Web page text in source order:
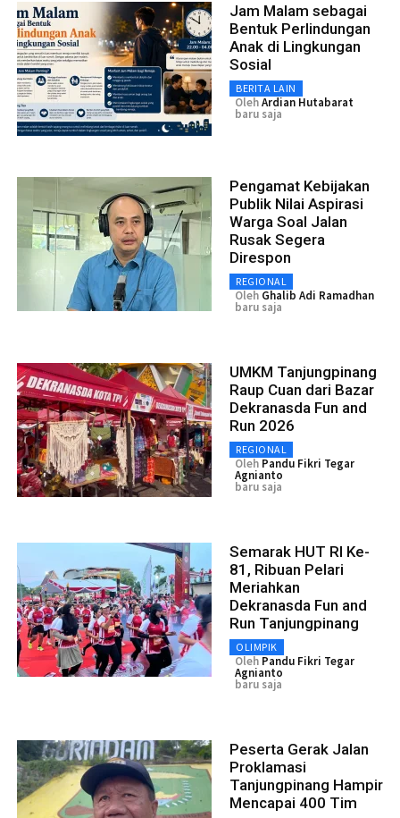
Jam Malam sebagai
Bentuk Perlindungan
Anak di Lingkungan
Sosial
BERITA LAIN
OlehArdian Hutabarat
baru saja
Pengamat Kebijakan
Publik Nilai Aspirasi
Warga Soal Jalan
Rusak Segera
Direspon
REGIONAL
Oleh Ghalib Adi Ramadhan
baru saja
UMKM Tanjungpinang
Raup Cuan dari Bazar
Dekranasda Fun and
Run 2026
REGIONAL
Oleh Pandu Fikri Tegar
Agnianto
baru saja
Semarak HUT RI Ke-
81, Ribuan Pelari
Meriahkan
Dekranasda Fun and
Run Tanjungpinang
OLIMPIK
Oleh Pandu Fikri Tegar
Agnianto
baru saja
Peserta Gerak Jalan
Proklamasi
Tanjungpinang Hampir
Mencapai 400 Tim